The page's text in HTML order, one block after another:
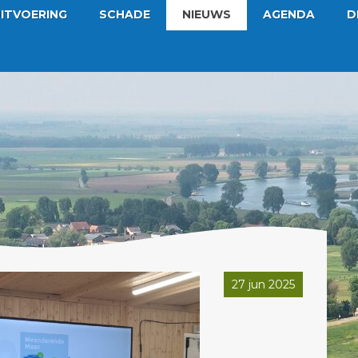
SCHADE NIEUWS AGENDA
27 jun 2025